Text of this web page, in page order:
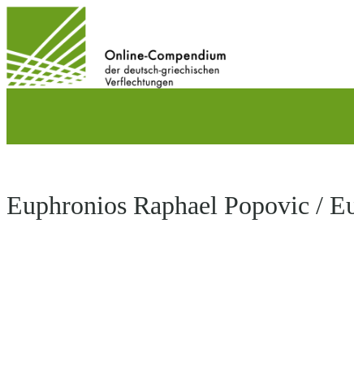
wechseln
Euphronios Raphael Popovic /